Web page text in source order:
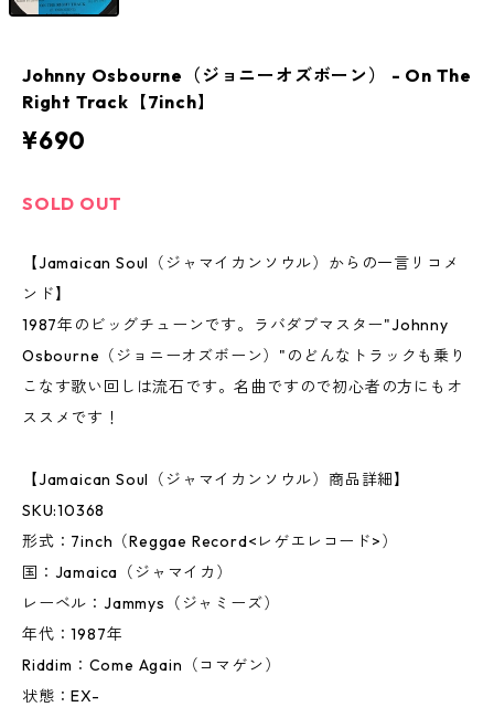
Johnny Osbourne（ジョニーオズボーン） - On The
Right Track【7inch】
¥690
SOLD OUT
【Jamaican Soul（ジャマイカンソウル）からの一言リコメ
ンド】
1987年のビッグチューンです。ラバダブマスター"Johnny
Osbourne（ジョニーオズボーン）"のどんなトラックも乗り
こなす歌い回しは流石です。名曲ですので初心者の方にもオ
ススメです！
【Jamaican Soul（ジャマイカンソウル）商品詳細】
SKU:10368
形式：7inch（Reggae Record<レゲエレコード>）
国：Jamaica（ジャマイカ）
レーベル：Jammys（ジャミーズ）
年代：1987年
Riddim：Come Again（コマゲン）
状態：EX-